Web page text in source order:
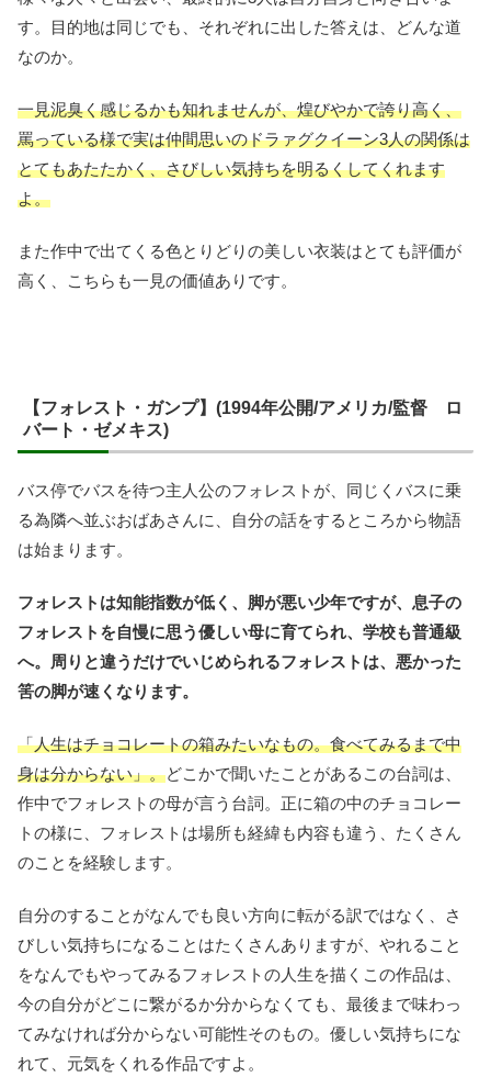
す。目的地は同じでも、それぞれに出した答えは、どんな道
なのか。
一見泥臭く感じるかも知れませんが、煌びやかで誇り高く、
罵っている様で実は仲間思いのドラァグクイーン3人の関係は
とてもあたたかく、さびしい気持ちを明るくしてくれます
よ。
また作中で出てくる色とりどりの美しい衣装はとても評価が
高く、こちらも一見の価値ありです。
【フォレスト・ガンプ】(1994年公開/アメリカ/監督 ロ
バート・ゼメキス)
バス停でバスを待つ主人公のフォレストが、同じくバスに乗
る為隣へ並ぶおばあさんに、自分の話をするところから物語
は始まります。
フォレストは知能指数が低く、脚が悪い少年ですが、息子の
フォレストを自慢に思う優しい母に育てられ、学校も普通級
へ。周りと違うだけでいじめられるフォレストは、悪かった
筈の脚が速くなります。
「人生はチョコレートの箱みたいなもの。食べてみるまで中
身は分からない」。どこかで聞いたことがあるこの台詞は、
作中でフォレストの母が言う台詞。正に箱の中のチョコレー
トの様に、フォレストは場所も経緯も内容も違う、たくさん
のことを経験します。
自分のすることがなんでも良い方向に転がる訳ではなく、さ
びしい気持ちになることはたくさんありますが、やれること
をなんでもやってみるフォレストの人生を描くこの作品は、
今の自分がどこに繋がるか分からなくても、最後まで味わっ
てみなければ分からない可能性そのもの。優しい気持ちにな
れて、元気をくれる作品ですよ。